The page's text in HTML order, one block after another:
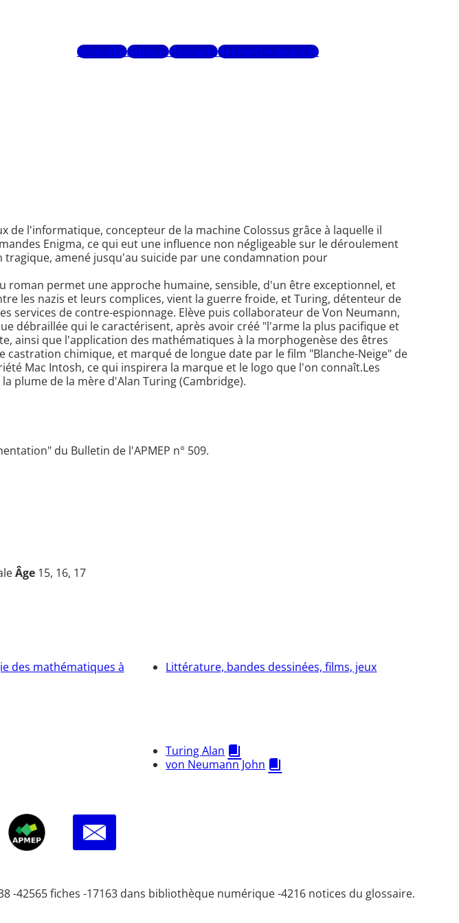
Mots-clésAuteursGlossaireRecherche avancée
l'informatique, concepteur de la machine Colossus grâce à laquelle il
Enigma, ce qui eut une influence non négligeable sur le déroulement
amené jusqu'au suicide par une condamnation pour
permet une approche humaine, sensible, d'un être exceptionnel, et
les nazis et leurs complices, vient la guerre froide, et Turing, détenteur de
de contre-espionnage. Elève puis collaborateur de Von Neumann,
débraillée qui le caractérisent, après avoir créé "l'arme la plus pacifique et
ainsi que l'application des mathématiques à la morphogenèse des êtres
chimique, et marqué de longue date par le film "Blanche-Neige" de
Mac Intosh, ce qui inspirera la marque et le logo que l'on connaît.Les
plume de la mère d'Alan Turing (Cambridge).
du Bulletin de l'APMEP n° 509.
Âge 15, 16, 17
des mathématiques à
Littérature, bandes dessinées, films, jeux
Turing Alan
von Neumann John
-42565 fiches -17163 dans bibliothèque numérique -4216 notices du glossaire.